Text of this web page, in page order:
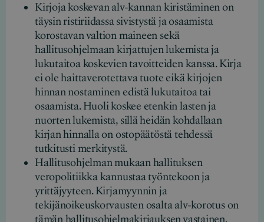
Kirjoja koskevan alv-kannan kiristäminen on
täysin ristiriidassa sivistystä ja osaamista
korostavan valtion maineen sekä
hallitusohjelmaan kirjattujen lukemista ja
lukutaitoa koskevien tavoitteiden kanssa. Kirja
ei ole haittaverotettava tuote eikä kirjojen
hinnan nostaminen edistä lukutaitoa tai
osaamista. Huoli koskee etenkin lasten ja
nuorten lukemista, sillä heidän kohdallaan
kirjan hinnalla on ostopäätöstä tehdessä
tutkitusti merkitystä.
Hallitusohjelman mukaan hallituksen
veropolitiikka kannustaa työntekoon ja
yrittäjyyteen. Kirjamyynnin ja
tekijänoikeuskorvausten osalta alv-korotus on
tämän hallitusohjelmakirjauksen vastainen,